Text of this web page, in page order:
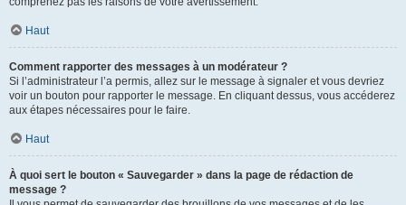
Haut
Comment rapporter des messages à un modérateur ?
Si l’administrateur l’a permis, allez sur le message à signaler et vous devriez
voir un bouton pour rapporter le message. En cliquant dessus, vous accéderez
aux étapes nécessaires pour le faire.
Haut
À quoi sert le bouton « Sauvegarder » dans la page de rédaction de
message ?